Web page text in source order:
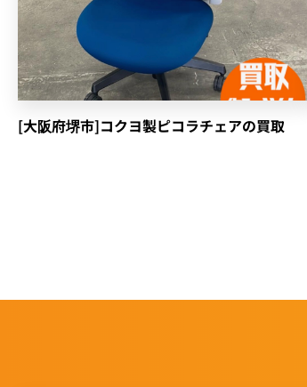
[大阪府堺市]コクヨ製ピコラチェアの買取